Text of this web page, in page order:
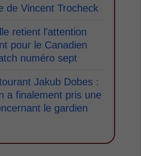
de Vincent Trocheck
retient l'attention
pour le Canadien
numéro sept
Jakub Dobes :
a finalement pris une
le gardien